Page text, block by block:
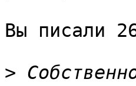
Вы писали
>